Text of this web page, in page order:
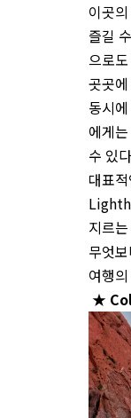
이곳
즐길
으로
곳곳
동시
에게
수 있
대표
지르
무엇
여행
★